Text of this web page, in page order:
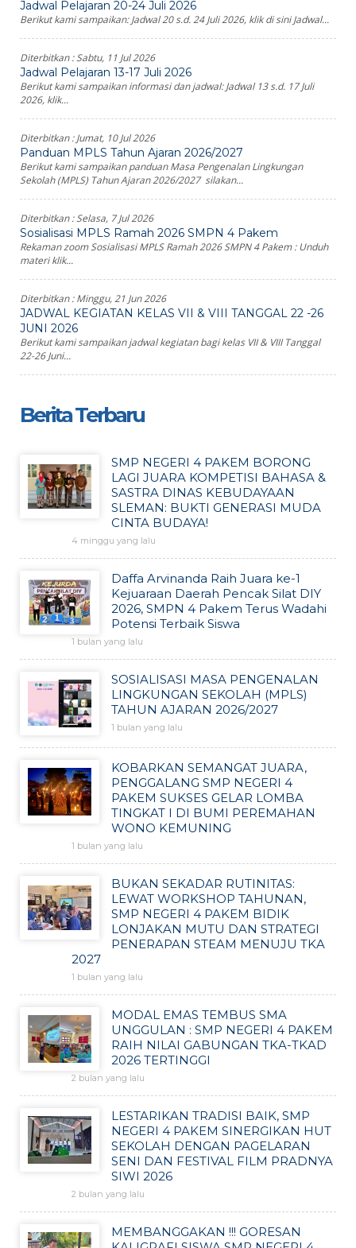
Jadwal Pelajaran 20-24 Juli 2026
Berikut kami sampaikan: Jadwal 20 s.d. 24 Juli 2026, klik di sini Jadwal...
Diterbitkan :Sabtu, 11 Jul 2026
Jadwal Pelajaran 13-17 Juli 2026
Berikut kami sampaikan informasi dan jadwal: Jadwal 13 s.d. 17 Juli
2026, klik...
Diterbitkan :Jumat, 10 Jul 2026
Panduan MPLS Tahun Ajaran 2026/2027
Berikut kami sampaikan panduan Masa Pengenalan Lingkungan
Sekolah (MPLS) Tahun Ajaran 2026/2027 silakan...
Diterbitkan :Selasa, 7 Jul 2026
Sosialisasi MPLS Ramah 2026 SMPN 4 Pakem
Rekaman zoom Sosialisasi MPLS Ramah 2026 SMPN 4 Pakem : Unduh
materi klik...
Diterbitkan :Minggu, 21 Jun 2026
JADWAL KEGIATAN KELAS VII & VIII TANGGAL 22 -26
JUNI 2026
Berikut kami sampaikan jadwal kegiatan bagi kelas VII & VIII Tanggal
22-26 Juni...
Berita Terbaru
SMP NEGERI 4 PAKEM BORONG
LAGI JUARA KOMPETISI BAHASA &
SASTRA DINAS KEBUDAYAAN
SLEMAN: BUKTI GENERASI MUDA
CINTA BUDAYA!
4 minggu yang lalu
Daffa Arvinanda Raih Juara ke-1
Kejuaraan Daerah Pencak Silat DIY
2026, SMPN 4 Pakem Terus Wadahi
Potensi Terbaik Siswa
1 bulan yang lalu
SOSIALISASI MASA PENGENALAN
LINGKUNGAN SEKOLAH (MPLS)
TAHUN AJARAN 2026/2027
1 bulan yang lalu
KOBARKAN SEMANGAT JUARA,
PENGGALANG SMP NEGERI 4
PAKEM SUKSES GELAR LOMBA
TINGKAT I DI BUMI PEREMAHAN
WONO KEMUNING
1 bulan yang lalu
BUKAN SEKADAR RUTINITAS:
LEWAT WORKSHOP TAHUNAN,
SMP NEGERI 4 PAKEM BIDIK
LONJAKAN MUTU DAN STRATEGI
PENERAPAN STEAM MENUJU TKA
2027
1 bulan yang lalu
MODAL EMAS TEMBUS SMA
UNGGULAN : SMP NEGERI 4 PAKEM
RAIH NILAI GABUNGAN TKA-TKAD
2026 TERTINGGI
2 bulan yang lalu
LESTARIKAN TRADISI BAIK, SMP
NEGERI 4 PAKEM SINERGIKAN HUT
SEKOLAH DENGAN PAGELARAN
SENI DAN FESTIVAL FILM PRADNYA
SIWI 2026
2 bulan yang lalu
MEMBANGGAKAN !!! GORESAN